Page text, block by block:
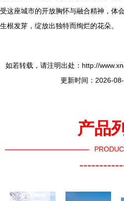
受这座城市的开放胸怀与融合精神，体
生根发芽，绽放出独特而绚烂的花朵。
如若转载，请注明出处：http://
更新时间：2026-
产品